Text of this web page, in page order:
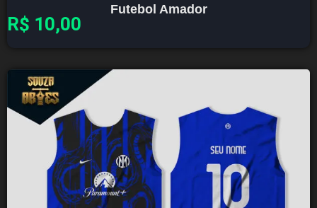
Futebol Amador
R$ 10,00